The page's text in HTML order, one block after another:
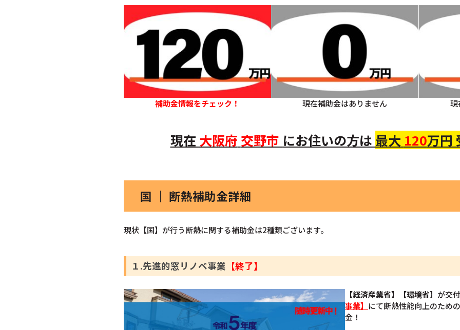
補助金情報をチェック！ 現在補助金はありません 現
現在 大阪府 交野市 にお住いの方は 最大 120万円
国 ｜ 断熱補助金詳細
現状【国】が行う断熱に関する補助金は2種類ございます。
１.先進的窓リノベ事業 【終了】
【経済産業省】【環境省】 が交
事業】 にて断熱性能向上のため
金！